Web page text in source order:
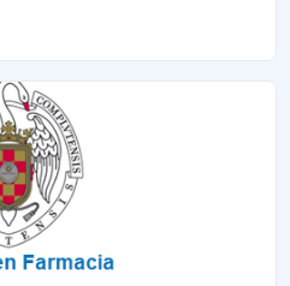
EN FARMACIA | UCM